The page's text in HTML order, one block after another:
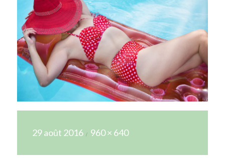
le
29 août 2016
réelle
960 × 640